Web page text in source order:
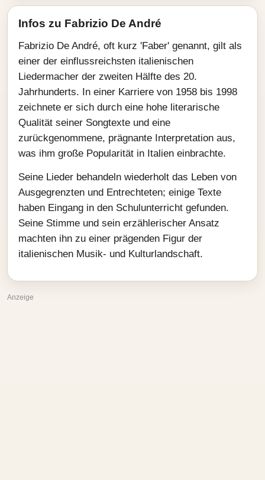
Infos zu Fabrizio De André
Fabrizio De André, oft kurz 'Faber' genannt, gilt als
einer der einflussreichsten italienischen
Liedermacher der zweiten Hälfte des 20.
Jahrhunderts. In einer Karriere von 1958 bis 1998
zeichnete er sich durch eine hohe literarische
Qualität seiner Songtexte und eine
zurückgenommene, prägnante Interpretation aus,
was ihm große Popularität in Italien einbrachte.
Seine Lieder behandeln wiederholt das Leben von
Ausgegrenzten und Entrechteten; einige Texte
haben Eingang in den Schulunterricht gefunden.
Seine Stimme und sein erzählerischer Ansatz
machten ihn zu einer prägenden Figur der
italienischen Musik- und Kulturlandschaft.
Anzeige